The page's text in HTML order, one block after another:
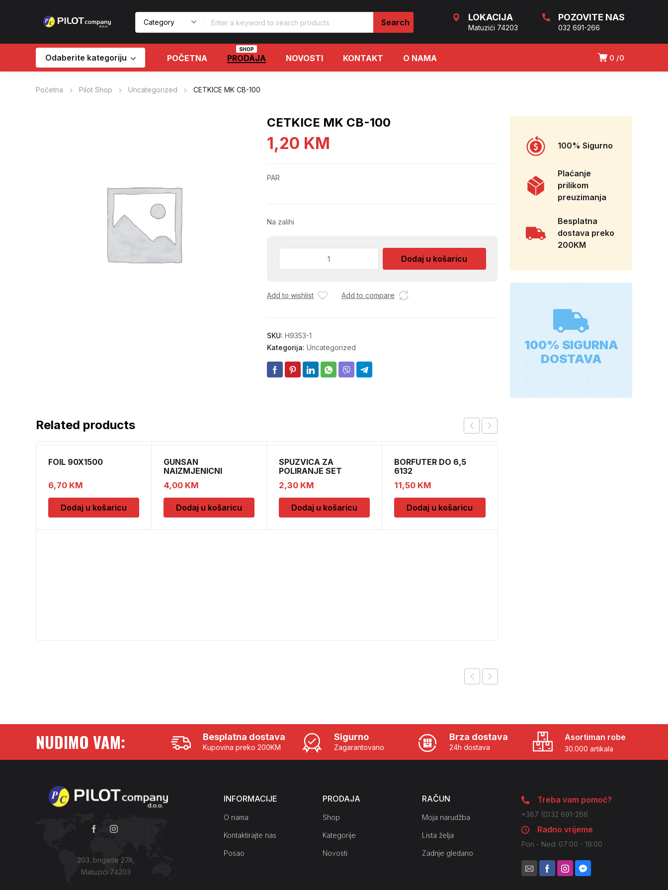
LOKACIJA
Matuzići 74203
POZOVITE NAS
032 691-266
0 0
Odaberite kategoriju POČETNA PRODAJA
SHOP
NOVOSTI KONTAKT O NAMA
Početna Pilot Shop Uncategorized CETKICE MK CB-100
CETKICE MK CB-100
1,20 KM
PAR
Na zalihi
količina
Dodaj u košaricu
Add to wishlist Add to compare
SKU: H9353-1
Kategorija: Uncategorized
Related products
FOIL 90X1500
6,70 KM
Dodaj u košaricu
GUNSAN
NAIZMJENICNI
PREKIDAC BEZ OKVIRA
4,00 KM
Dodaj u košaricu
SPUZVICA ZA
POLIRANJE SET
2,30 KM
Dodaj u košaricu
BORFUTER DO 6,5
6132
11,50 KM
Dodaj u košaricu
100% Sigurno
Plaćanje
prilikom
preuzimanja
Besplatna
dostava preko
200KM
100% SIGURNA
DOSTAVA
NUDIMO VAM: Besplatna dostava
Kupovina preko 200KM
Sigurno
Zagarantovano
Brza dostava
24h dostava
Asortiman robe
30.000 artikala
203. brigade 27A,
Matuzići 74203
INFORMACIJE
O nama
Kontaktirajte nas
Posao
PRODAJA
Shop
Kategorije
Novosti
RAČUN
Moja narudžba
Lista želja
Zadnje gledano
Treba vam pomoć?
+387 (0)32 691-266
Radno vrijeme
Pon - Ned: 07:00 - 19:00